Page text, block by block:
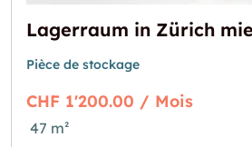
Lagerraum in Zürich
Pièce de stockage
CHF 1'200.00 / Mois
47 m²